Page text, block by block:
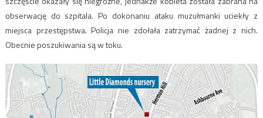
obserwację do szpitala. Po dokonaniu ataku muzułmanki uciekły z
miejsca przestępstwa. Policja nie zdołała zatrzymać żadnej z nich.
Obecnie poszukiwania są w toku.